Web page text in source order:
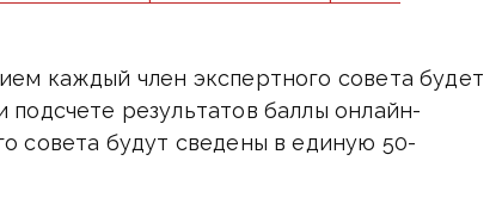
каждый член экспертного совета будет
результатов баллы онлайн-
совета будут сведены в единую 50-